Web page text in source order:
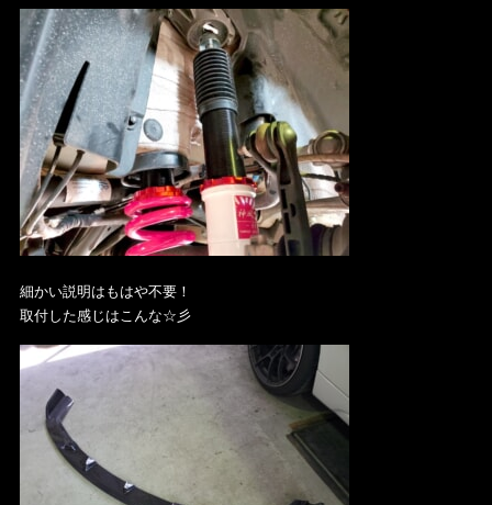
細かい説明はもはや不要！
取付した感じはこんな☆彡